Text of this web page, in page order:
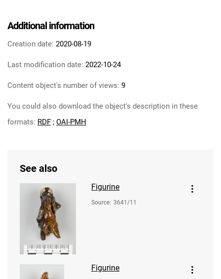
Additional information
Creation date: 2020-08-19
Last modification date: 2022-10-24
Content object's number of views: 9
You could also download the object's description in these
formats: RDF ; OAI-PMH
See also
Figurine
Source: 3641/11
Figurine